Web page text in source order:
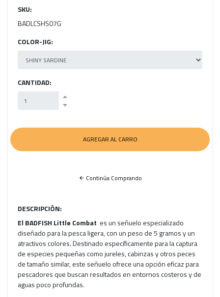
SKU:
BADLCSHS07G
COLOR-JIG:
CANTIDAD:
Continúa Comprando
DESCRIPCIÓN:
El BADFISH Little Combat es un señuelo especializado
diseñado para la pesca ligera, con un peso de 5 gramos y un
atractivos colores. Destinado específicamente para la captura
de especies pequeñas como jureles, cabinzas y otros peces
de tamaño similar, este señuelo ofrece una opción eficaz para
pescadores que buscan resultados en entornos costeros y de
aguas poco profundas.